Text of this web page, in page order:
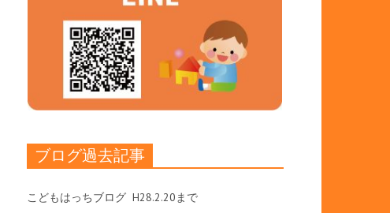
ブログ過去記事
こどもはっちブログ H28.2.20まで